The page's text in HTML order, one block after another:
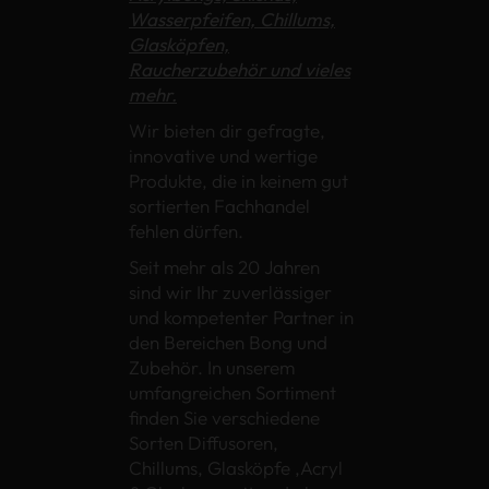
Wasserpfeifen, Chillums,
Glasköpfen,
Raucherzubehör und vieles
mehr.
Wir bieten dir gefragte,
innovative und wertige
Produkte, die in keinem gut
sortierten Fachhandel
fehlen dürfen.
Seit mehr als 20 Jahren
sind wir Ihr zuverlässiger
und kompetenter Partner in
den Bereichen Bong und
Zubehör. In unserem
umfangreichen Sortiment
finden Sie verschiedene
Sorten Diffusoren,
Chillums, Glasköpfe ,Acryl